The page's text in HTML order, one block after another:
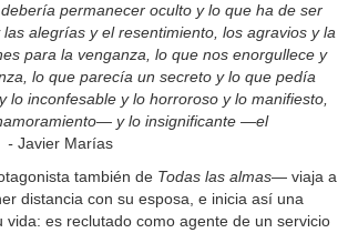
permanecer oculto y lo que ha de ser
alegrías y el resentimiento, los agravios y la
para la venganza, lo que nos enorgullece y
lo que parecía un secreto y lo que pedía
lo inconfesable y lo horroroso y lo manifiesto,
y lo insignificante —el
- Javier Marías
también de Todas las almas— viaja a
distancia con su esposa, e inicia así una
vida: es reclutado como agente de un servicio